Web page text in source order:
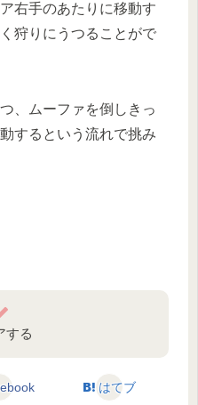
右手のあたりに移動す
狩りにうつることがで
、ムーファを倒しきっ
するという流れで挑み
する
はてブ